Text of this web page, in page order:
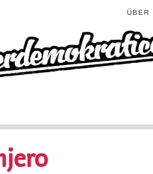
ÜBER